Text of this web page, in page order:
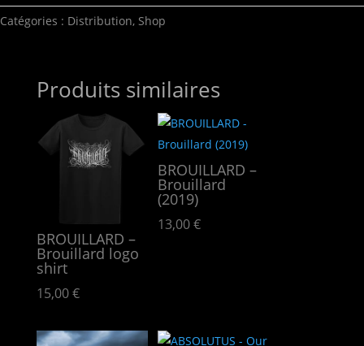
Catégories : Distribution, Shop
Produits similaires
BROUILLARD –
Brouillard logo
shirt
15,00€
BROUILLARD –
Brouillard
(2019)
13,00€